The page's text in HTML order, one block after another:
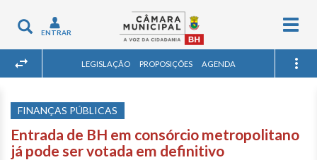
Toggle
navigation
ENTRAR
LEGISLAÇÃO PROPOSIÇÕES AGENDA
FINANÇAS PÚBLICAS
Entrada de BH em consórcio metropolitano
já pode ser votada em definitivo